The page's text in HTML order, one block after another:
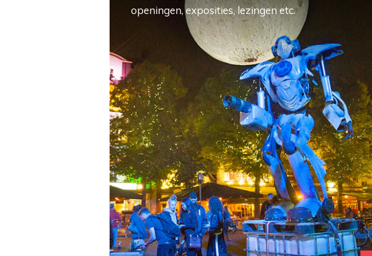
openingen, exposities, lezingen etc.